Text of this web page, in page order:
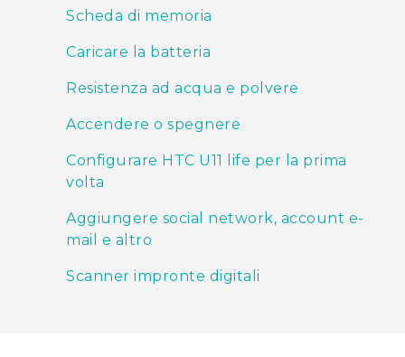
Scheda di memoria
Caricare la batteria
Resistenza ad acqua e polvere
Accendere o spegnere
Configurare HTC U11 life per la prima
volta
Aggiungere social network, account e-
mail e altro
Scanner impronte digitali